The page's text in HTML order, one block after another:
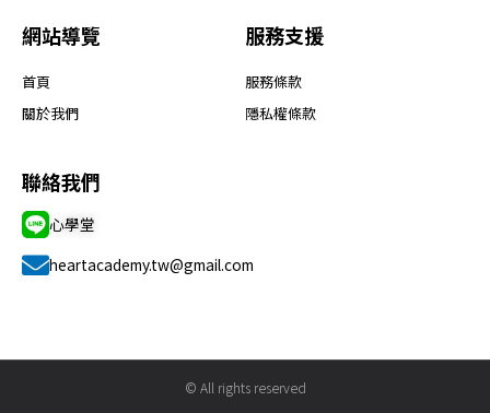
網站導覽
首頁
關於我們
服務支援
服務條款
隱私權條款
聯絡我們
心學堂
heartacademy.tw@gmail.com
© All rights reserved